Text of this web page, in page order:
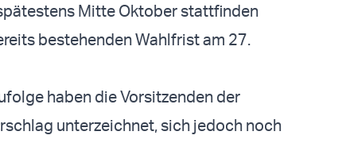
Mitte Oktober stattfinden
bestehenden Wahlfrist am 27.
haben die Vorsitzenden der
unterzeichnet, sich jedoch noch